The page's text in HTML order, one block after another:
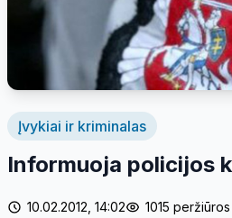
Įvykiai ir kriminalas
Informuoja policijos
10.02.2012, 14:02 1015 peržiūros